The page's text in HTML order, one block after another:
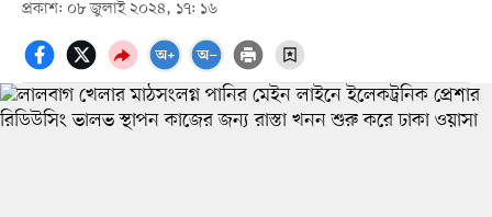
প্রকাশ: ০৮ জুলাই ২০২৪, ১৭: ১৬